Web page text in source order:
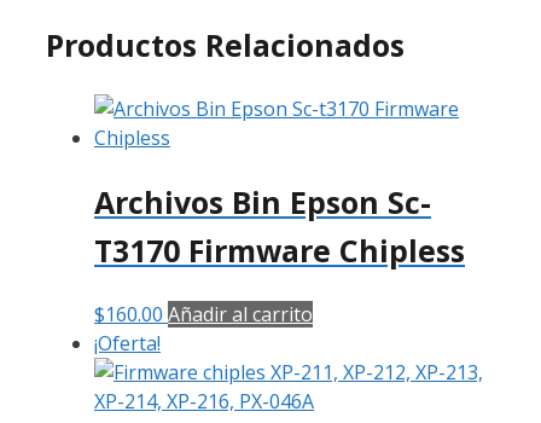
Productos Relacionados
Archivos Bin Epson Sc-
T3170 Firmware Chipless
$160.00 Añadir al carrito
¡Oferta!